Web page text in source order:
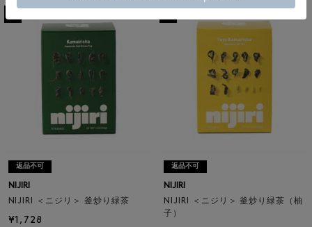
返品不可
NIJIRI
NIJIRI ＜ニジリ＞ 釜炒り緑茶
¥1,728
返品不可
NIJIRI
NIJIRI ＜ニジリ＞ 釜炒り緑茶（柚
子）